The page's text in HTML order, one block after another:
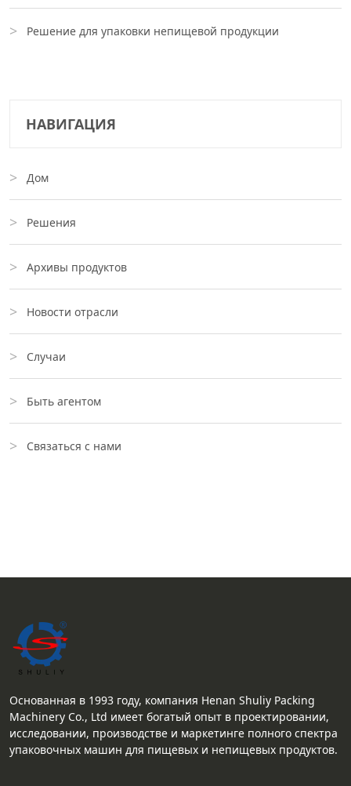
Решение для упаковки непищевой продукции
НАВИГАЦИЯ
Дом
Решения
Архивы продуктов
Новости отрасли
Случаи
Быть агентом
Связаться с нами
Основанная в 1993 году, компания Henan Shuliy Packing
Machinery Co., Ltd имеет богатый опыт в проектировании,
исследовании, производстве и маркетинге полного спектра
упаковочных машин для пищевых и непищевых продуктов.